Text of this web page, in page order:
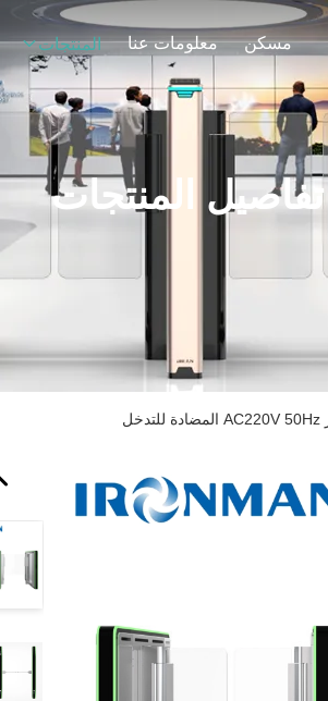
مسكن معلومات عنا المنتجات
تفاصيل المنتجات